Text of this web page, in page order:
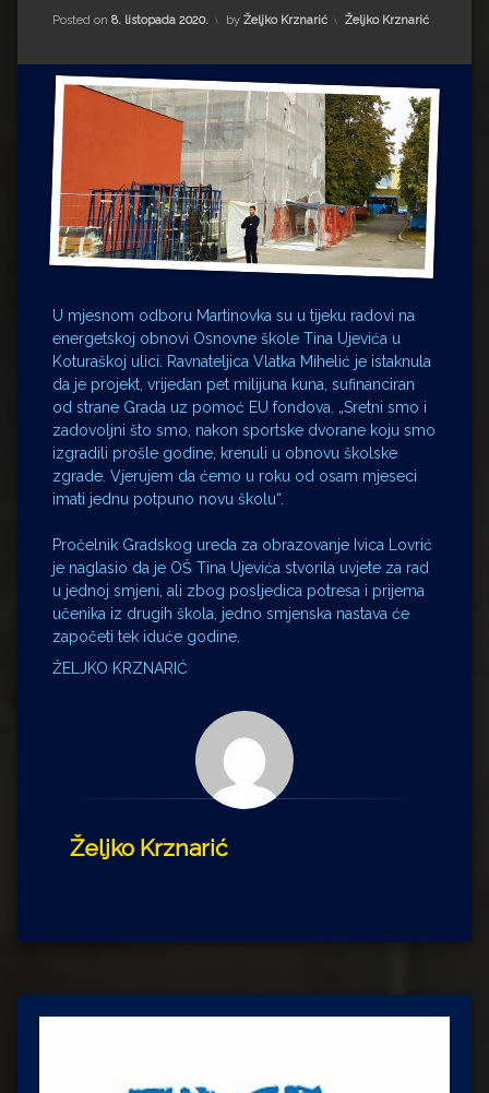
Matea Andrić
Ljiljana Lekanić-Kljaić
Željko Krznarić
Mario Lovreković
Miroslav Šantek
Posted on 8. listopada 2020. by Željko Krznarić Kategorije:
Željko Krznarić
U mjesnom odboru Martinovka su u tijeku radovi na
energetskoj obnovi Osnovne škole Tina Ujevića u
Koturaškoj ulici. Ravnateljica Vlatka Mihelić je istaknula
da je projekt, vrijedan pet milijuna kuna, sufinanciran
od strane Grada uz pomoć EU fondova. „Sretni smo i
zadovoljni što smo, nakon sportske dvorane koju smo
izgradili prošle godine, krenuli u obnovu školske
zgrade. Vjerujem da ćemo u roku od osam mjeseci
imati jednu potpuno novu školu“.
Pročelnik Gradskog ureda za obrazovanje Ivica Lovrić
je naglasio da je OŠ Tina Ujevića stvorila uvjete za rad
u jednoj smjeni, ali zbog posljedica potresa i prijema
učenika iz drugih škola, jedno smjenska nastava će
započeti tek iduće godine.
ŽELJKO KRZNARIĆ
Željko Krznarić